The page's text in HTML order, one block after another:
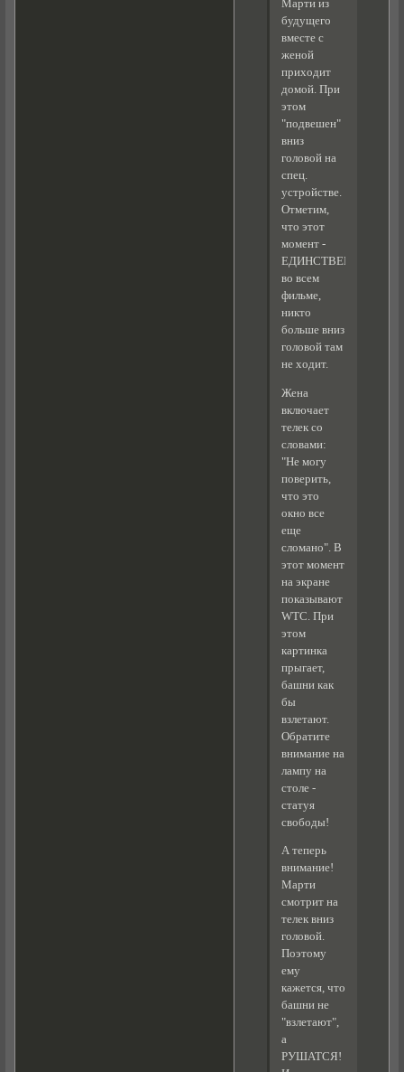
Марти из
будущего
вместе с
женой
приходит
домой. При
этом
"подвешен"
вниз
головой на
спец.
устройстве.
Отметим,
что этот
момент -
ЕДИНСТВЕННЫЙ
во всем
фильме,
никто
больше вниз
головой там
не ходит.
Жена
включает
телек со
словами:
"Не могу
поверить,
что это
окно все
еще
сломано". В
этот момент
на экране
показывают
WTC. При
этом
картинка
прыгает,
башни как
бы
взлетают.
Обратите
внимание на
лампу на
столе -
статуя
свободы!
А теперь
внимание!
Марти
смотрит на
телек вниз
головой.
Поэтому
ему
кажется, что
башни не
"взлетают",
а
РУШАТСЯ!